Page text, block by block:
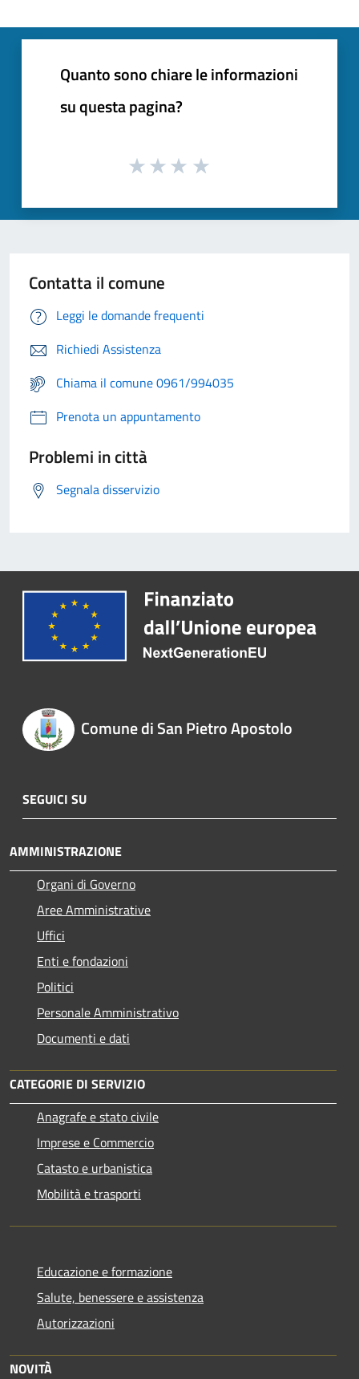
Quanto sono chiare le informazioni
su questa pagina?
Contatta il comune
Leggi le domande frequenti
Richiedi Assistenza
Chiama il comune 0961/994035
Prenota un appuntamento
Problemi in città
Segnala disservizio
Comune di San Pietro Apostolo
SEGUICI SU
AMMINISTRAZIONE
Organi di Governo
Aree Amministrative
Uffici
Enti e fondazioni
Politici
Personale Amministrativo
Documenti e dati
CATEGORIE DI SERVIZIO
Anagrafe e stato civile
Imprese e Commercio
Catasto e urbanistica
Mobilità e trasporti
Educazione e formazione
Salute, benessere e assistenza
Autorizzazioni
NOVITÀ